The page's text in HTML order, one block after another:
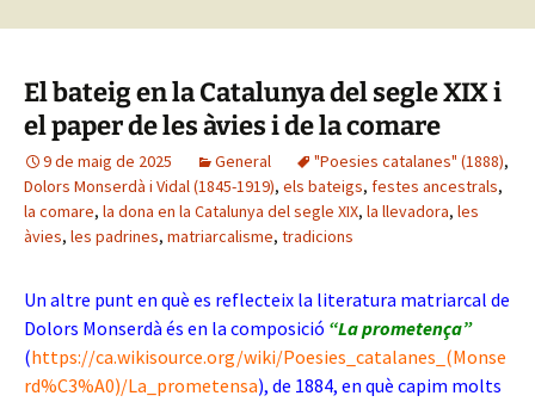
El bateig en la Catalunya del segle XIX i
el paper de les àvies i de la comare
9 de maig de 2025 General "Poesies catalanes" (1888),
Dolors Monserdà i Vidal (1845-1919), els bateigs, festes ancestrals,
la comare, la dona en la Catalunya del segle XIX, la llevadora, les
àvies, les padrines, matriarcalisme, tradicions
Un altre punt en què es reflecteix la literatura matriarcal de
Dolors Monserdà és en la composició “La prometença”
(https://ca.wikisource.org/wiki/Poesies_catalanes_(Monse
rd%C3%A0)/La_prometensa), de 1884, en què capim molts